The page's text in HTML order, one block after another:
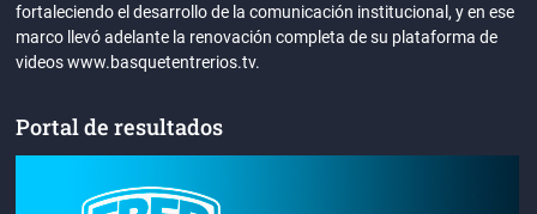
fortaleciendo el desarrollo de la comunicación institucional, y en ese
marco llevó adelante la renovación completa de su plataforma de
videos www.basquetentrerios.tv.
Portal de resultados